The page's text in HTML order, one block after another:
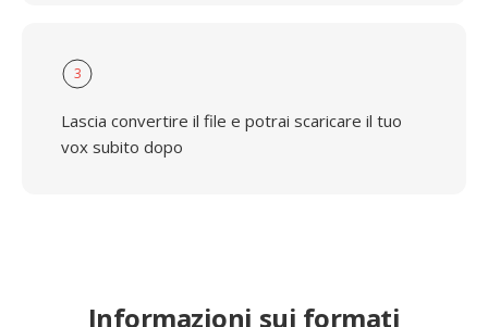
3
Lascia convertire il file e potrai scaricare il tuo
vox subito dopo
Informazioni sui formati